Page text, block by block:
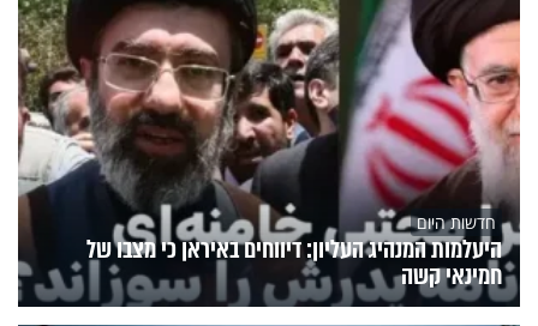
חדשות היום
היעלמות המנהיג העליון: דיווחים באיראן כי מצבו של
חמינאי קשה